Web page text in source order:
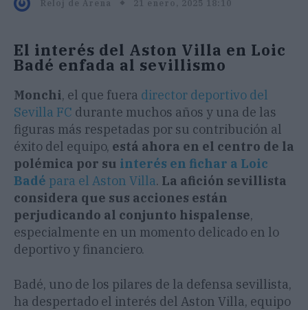
Reloj de Arena 21 enero, 2025 18:10
El interés del Aston Villa en Loic
Badé enfada al sevillismo
Monchi, el que fuera director deportivo del
Sevilla FC durante muchos años y una de las
figuras más respetadas por su contribución al
éxito del equipo, está ahora en el centro de la
polémica por su interés en fichar a Loic
Badé para el Aston Villa. La afición sevillista
considera que sus acciones están
perjudicando al conjunto hispalense,
especialmente en un momento delicado en lo
deportivo y financiero.
Badé, uno de los pilares de la defensa sevillista,
ha despertado el interés del Aston Villa, equipo